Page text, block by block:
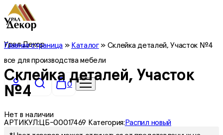
Урал Декор
все для производства мебели
0
Главная страница» Каталог» Склейка деталей, Участок №4
Склейка деталей, Участок
№4
Нет в наличии
АРТИКУЛ:ЦБ-00017469 Категория: Распил новый